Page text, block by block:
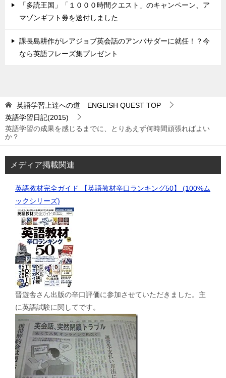
「多読王国」「１０００時間クエスト」のキャンペーン、ア
マゾンギフト券を送付しました
課長島耕作がレアジョブ英会話のアンバサダーに就任！？今
なら英語フレーズ集プレゼント
英語学習上達への道 ENGLISH QUEST TOP
英語学習日記(2015)
英語学習の成果を感じるまでに、とりあえず何時間頑張ればよい
か？
メディア掲載関連
英語教材完全ガイド 【英語教材辛口ランキング50】 (100%ム
ックシリーズ)
晋遊舎さん出版の辛口評価に参加させていただきました。主
に英語試験に関してです。